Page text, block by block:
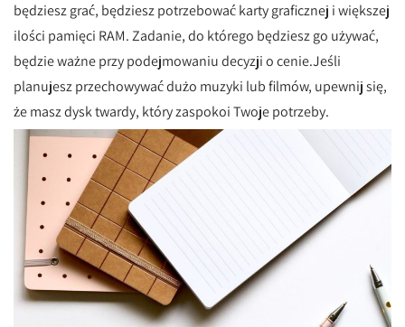
będziesz grać, będziesz potrzebować karty graficznej i większej
ilości pamięci RAM. Zadanie, do którego będziesz go używać,
będzie ważne przy podejmowaniu decyzji o cenie.Jeśli
planujesz przechowywać dużo muzyki lub filmów, upewnij się,
że masz dysk twardy, który zaspokoi Twoje potrzeby.